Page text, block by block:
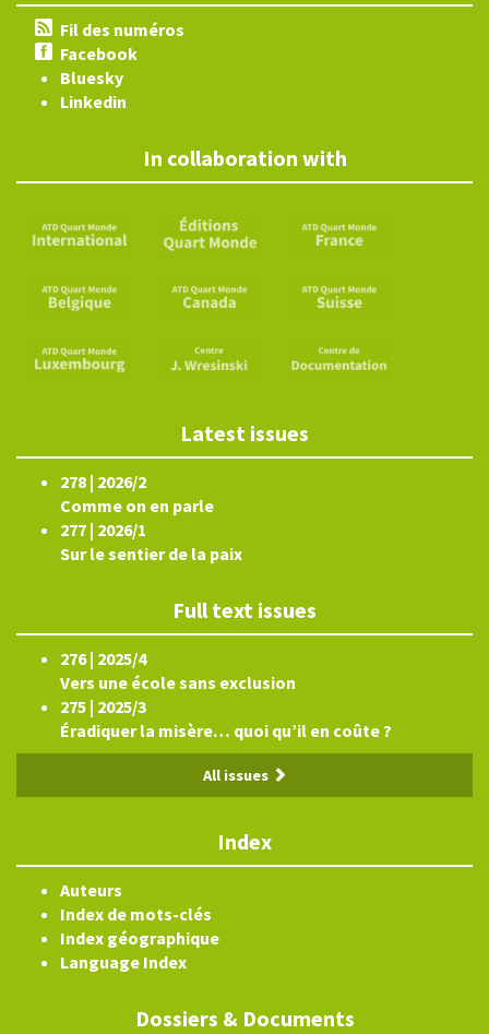
Fil des numéros
Facebook
Bluesky
Linkedin
In collaboration with
Latest issues
278 | 2026/2
Comme on en parle
277 | 2026/1
Sur le sentier de la paix
Full text issues
276 | 2025/4
Vers une école sans exclusion
275 | 2025/3
Éradiquer la misère… quoi qu’il en coûte ?
All issues
Index
Auteurs
Index de mots-clés
Index géographique
Language Index
Dossiers & Documents